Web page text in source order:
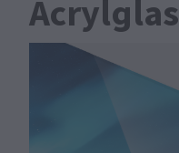
Acrylglas